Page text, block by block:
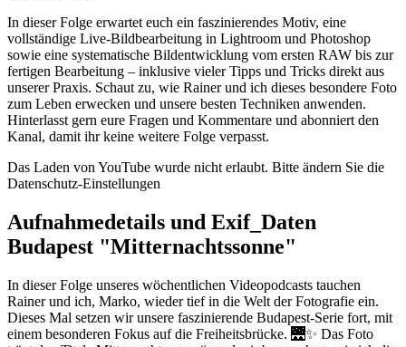
In dieser Folge erwartet euch ein faszinierendes Motiv, eine
vollständige Live-Bildbearbeitung in Lightroom und Photoshop
sowie eine systematische Bildentwicklung vom ersten RAW bis zur
fertigen Bearbeitung – inklusive vieler Tipps und Tricks direkt aus
unserer Praxis. Schaut zu, wie Rainer und ich dieses besondere Foto
zum Leben erwecken und unsere besten Techniken anwenden.
Hinterlasst gern eure Fragen und Kommentare und abonniert den
Kanal, damit ihr keine weitere Folge verpasst.
Das Laden von YouTube wurde nicht erlaubt. Bitte ändern Sie die
Datenschutz-Einstellungen
Aufnahmedetails und Exif_Daten
Budapest "Mitternachtssonne"
In dieser Folge unseres wöchentlichen Videopodcasts tauchen
Rainer und ich, Marko, wieder tief in die Welt der Fotografie ein.
Dieses Mal setzen wir unsere faszinierende Budapest-Serie fort, mit
einem besonderen Fokus auf die Freiheitsbrücke. 🌉✨ Das Foto